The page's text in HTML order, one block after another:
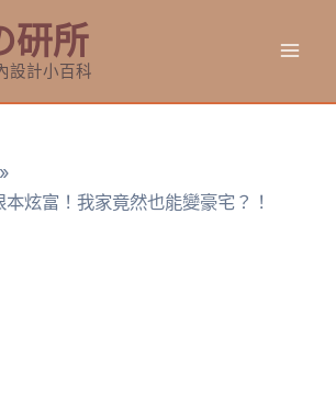
研所
設計小百科
炫富！我家竟然也能變豪宅？！